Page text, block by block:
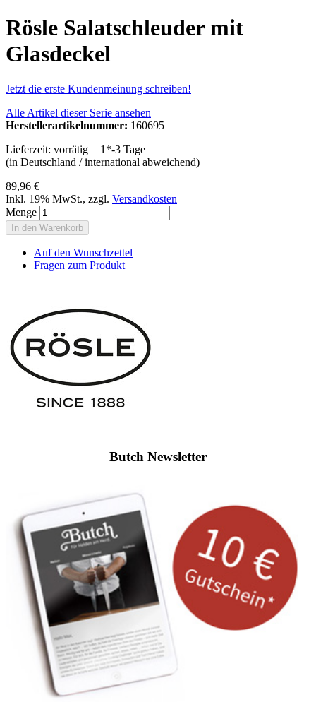
Rösle Salatschleuder mit
Glasdeckel
Jetzt die erste Kundenmeinung schreiben!
Alle Artikel dieser Serie ansehen
Herstellerartikelnummer: 160695
Lieferzeit: vorrätig = 1*-3 Tage
(in Deutschland / international abweichend)
89,96 €
Inkl. 19% MwSt., zzgl. Versandkosten
Menge
In den Warenkorb
Auf den Wunschzettel
Fragen zum Produkt
Butch Newsletter